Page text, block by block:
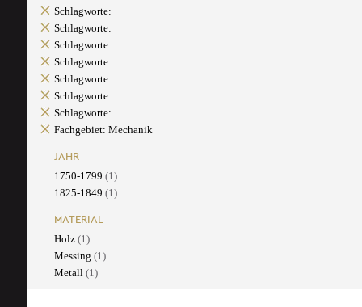
Schlagworte:
Schlagworte:
Schlagworte:
Schlagworte:
Schlagworte:
Schlagworte:
Schlagworte:
Fachgebiet: Mechanik
JAHR
1750-1799 (1)
1825-1849 (1)
MATERIAL
Holz (1)
Messing (1)
Metall (1)